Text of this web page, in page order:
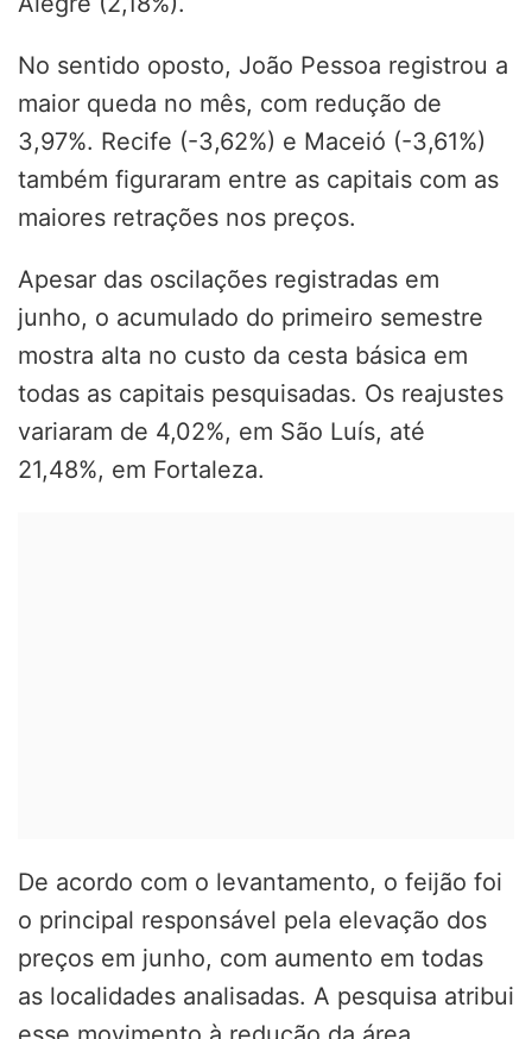
No sentido oposto, João Pessoa registrou a
maior queda no mês, com redução de
3,97%. Recife (-3,62%) e Maceió (-3,61%)
também figuraram entre as capitais com as
maiores retrações nos preços.
Apesar das oscilações registradas em
junho, o acumulado do primeiro semestre
mostra alta no custo da cesta básica em
todas as capitais pesquisadas. Os reajustes
variaram de 4,02%, em São Luís, até
21,48%, em Fortaleza.
De acordo com o levantamento, o feijão foi
o principal responsável pela elevação dos
preços em junho, com aumento em todas
as localidades analisadas. A pesquisa atribui